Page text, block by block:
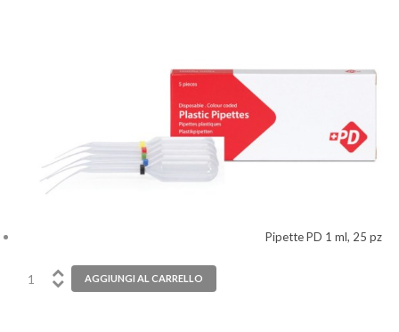
Pipette PD 1 ml, 25 pz